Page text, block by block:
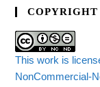
COPYRIGHT
This work is
NonCommercial-